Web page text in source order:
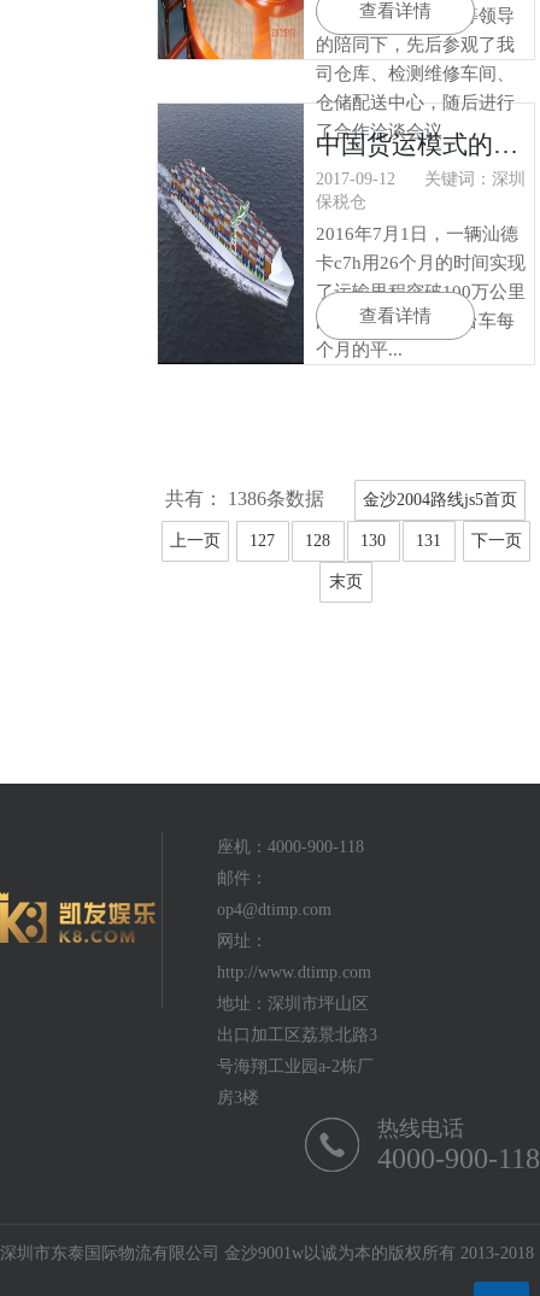
领导在公司总经理等领导
的陪同下，先后参观了我
司仓库、检测维修车间、
仓储配送中心，随后进行
了合作洽谈会议
查看详情
中国货运模式的变革 物流散户竞争力变弱未来在哪里
2017-09-12
关键词：深圳
保税仓
2016年7月1日，一辆汕德
卡c7h用26个月的时间实现
了运输里程突破100万公里
的成就。折算后这台车每
个月的平...
查看详情
共有： 1386条数据 金沙2004路线js5首页
上一页 127 128 130 131 下一页
末页
座机：4000-900-118
邮件：
op4@dtimp.com
网址：
http://www.dtimp.com
地址：深圳市坪山区
出口加工区荔景北路3
号海翔工业园a-2栋厂
房3楼
热线电话
4000-900-118
深圳市东泰国际物流有限公司 金沙9001w以诚为本的版权所有 2013-2018